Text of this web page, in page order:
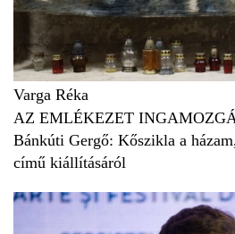
Varga Réka
AZ EMLÉKEZET
Bánkúti Gergő: Kőszikla a
című kiállításáról